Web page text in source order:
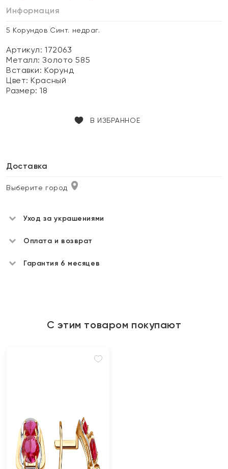
Информация
5 Корундов Синт. недраг.
Артикул: 172063
Металл:Золото 585
Вставки:Корунд
Цвет:Красный
Размер:18
В ИЗБРАННОЕ
Доставка
Выберите город
Уход за украшениями
Оплата и возврат
Гарантия 6 месяцев
С этим товаром покупают